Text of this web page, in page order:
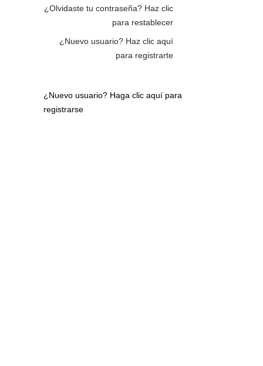
¿Olvidaste tu contraseña? Haz clic
para restablecer
¿Nuevo usuario? Haz clic aquí
para registrarte
¿Nuevo usuario? Haga clic aquí para
registrarse